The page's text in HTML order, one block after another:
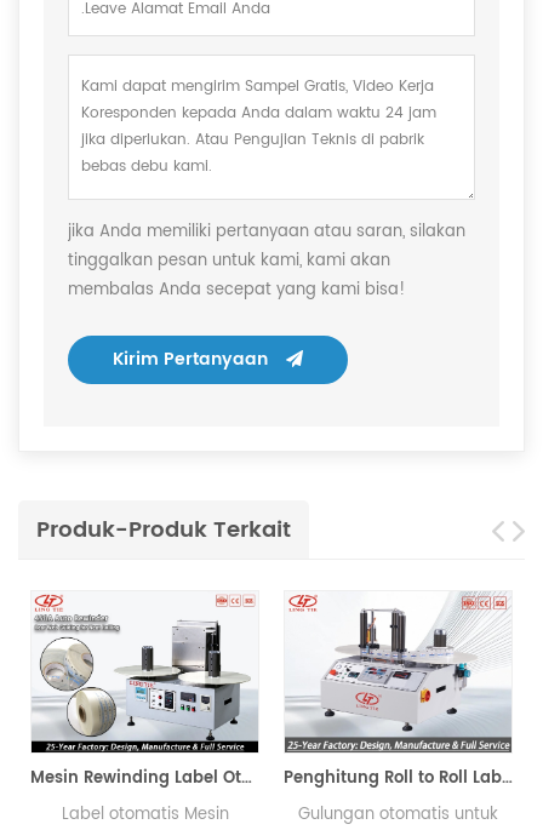
jika Anda memiliki pertanyaan atau saran, silakan
tinggalkan pesan untuk kami, kami akan
membalas Anda secepat yang kami bisa!
Kirim Pertanyaan
Produk-Produk Terkait
Mesin Rewinding Label Otomatis
Label otomatis Mesin
Penghitung Roll to Roll Label
Gulungan otomatis untuk